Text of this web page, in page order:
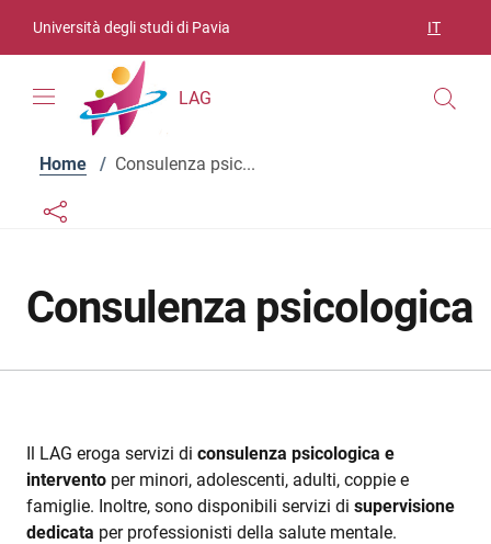
Università degli studi di Pavia IT
LAG
Home / Consulenza psic...
Links condivisione social
Bottone condivisione social
Consulenza psicologica
Il LAG eroga servizi di consulenza psicologica e
intervento per minori, adolescenti, adulti, coppie e
famiglie. Inoltre, sono disponibili servizi di supervisione
dedicata per professionisti della salute mentale.